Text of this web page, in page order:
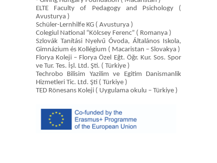
ELTE Faculty of Pedagogy and Psichology (
Avusturya )
Schüler-Lernhilfe KG ( Avusturya )
Colegiul National “Kölcsey Ferenc” ( Romanya )
Szlovák Tanítási Nyelvű Óvoda, Általános Iskola,
Gimnázium és Kollégium ( Macaristan – Slovakya )
Florya Koleji – Florya Özel Eğt. Öğr. Kur. Sos. Spor
ve Tur. Tes. İşl. Ltd. Şti. ( Türkiye )
Techrobo Bilisim Yazilim ve Egitim Danismanlik
Hizmetleri Tic. Ltd. Şti ( Türkiye )
TED Rönesans Koleji ( Uygulama okulu – Türkiye )